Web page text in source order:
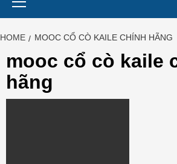
HOME MOOC CỔ CÒ KAILE CHÍNH HÃNG
mooc cổ cò kaile
hãng